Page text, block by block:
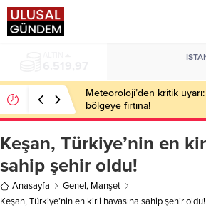
Meteoroloji’den kritik
bölgeye fırtına!
Keşan, Türkiye’nin en
sahip şehir oldu!
Anasayfa Genel, Manşet
Keşan, Türkiye’nin en kirli havasına sahip şehir oldu!